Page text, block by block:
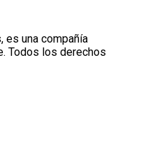
es una compañía
Todos los derechos